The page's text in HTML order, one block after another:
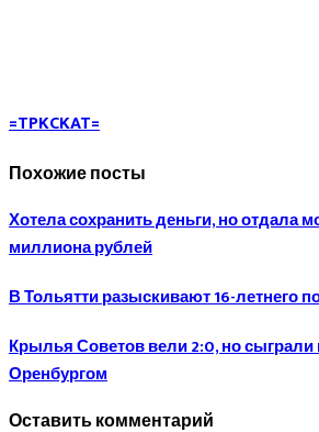
=TPKCKAT=
Похожие посты
Хотела сохранить деньги, но отдала
миллиона рублей
В Тольятти разыскивают 16-летнего
Крылья Советов вели 2:0, но
Оренбургом
Оставить комментарий